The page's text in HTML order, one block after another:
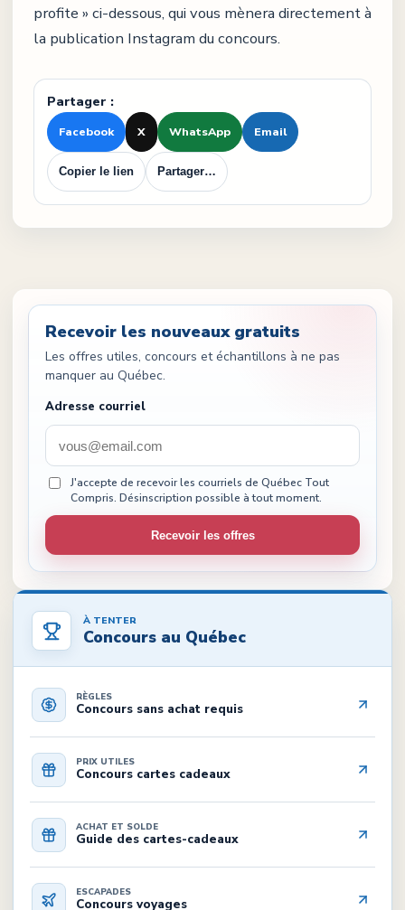
profite » ci-dessous, qui vous mènera directement à
la publication Instagram du concours.
Partager :
Facebook X WhatsApp Email
Copier le lien Partager…
Recevoir les nouveaux gratuits
Les offres utiles, concours et échantillons à ne pas
manquer au Québec.
Adresse courriel
J'accepte de recevoir les courriels de Québec Tout
Compris. Désinscription possible à tout moment.
Recevoir les offres
À TENTER
Concours au Québec
RÈGLES
Concours sans achat requis
PRIX UTILES
Concours cartes cadeaux
ACHAT ET SOLDE
Guide des cartes-cadeaux
ESCAPADES
Concours voyages